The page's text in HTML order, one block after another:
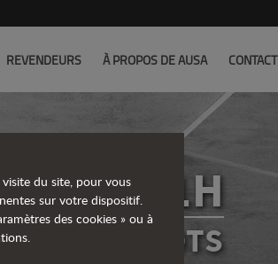
REVENDEURS À PROPOS DE AUSA CONTACT
C251H
CHARIOTS
du site, pour vous
sur votre dispositif.
des cookies » ou à